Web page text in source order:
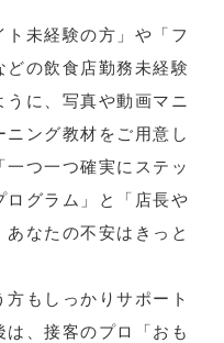
ト未経験の方」や「フ
どの飲食店勤務未経験
に、写真や動画マニ
ニング教材をご用意し
つ一つ確実にステッ
ログラム」と「店長や
なたの不安はきっと
もしっかりサポート
は、接客のプロ「おも